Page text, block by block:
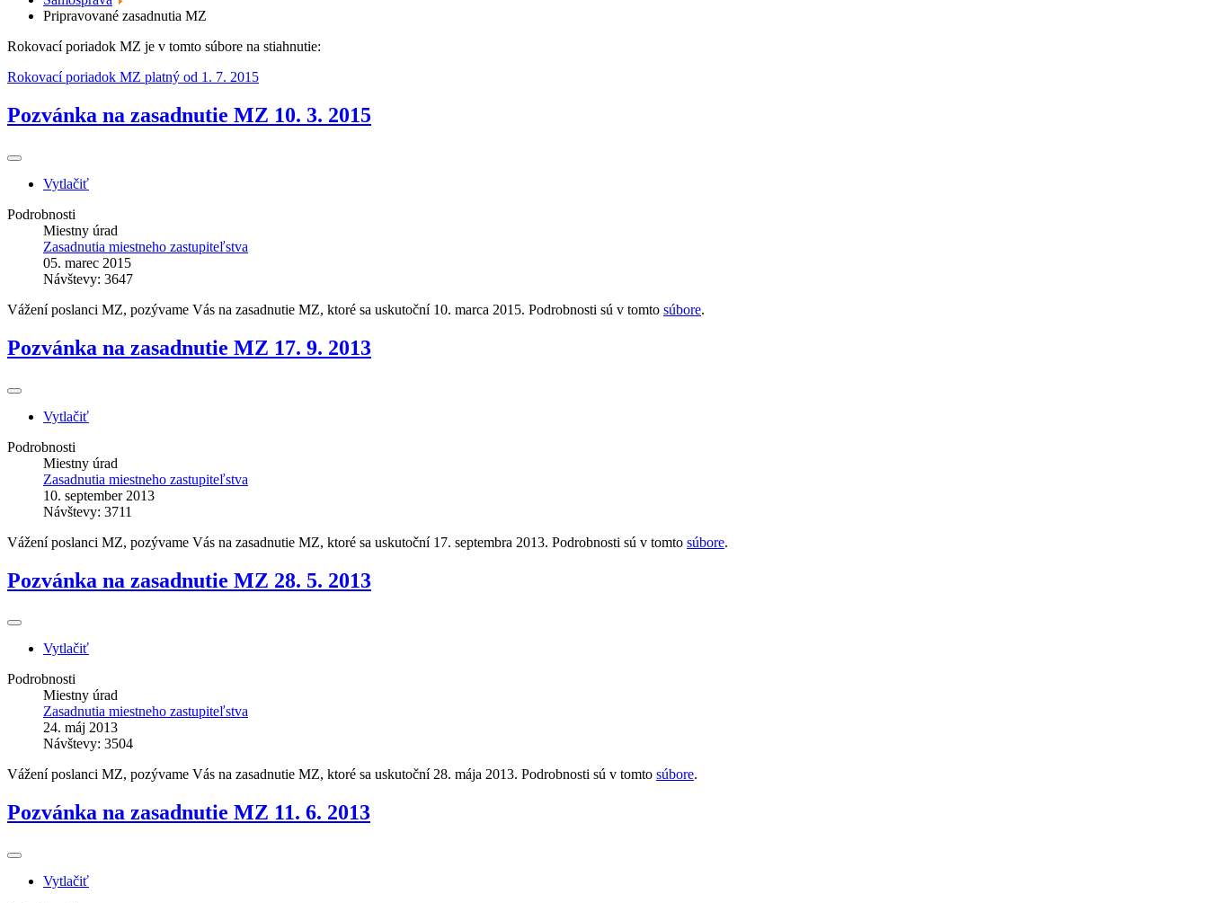
Pripravované zasadnutia MZ
Rokovací poriadok MZ je v tomto súbore na stiahnutie:
Rokovací poriadok MZ platný od 1. 7. 2015
Pozvánka na zasadnutie MZ 10. 3. 2015
Vytlačiť
Podrobnosti
Miestny úrad
Zasadnutia miestneho zastupiteľstva
05. marec 2015
Návštevy: 3647
Vážení poslanci MZ, pozývame Vás na zasadnutie MZ, ktoré sa uskutoční 10. marca 2015. Podrobnosti sú v tomto súbore.
Pozvánka na zasadnutie MZ 17. 9. 2013
Vytlačiť
Podrobnosti
Miestny úrad
Zasadnutia miestneho zastupiteľstva
10. september 2013
Návštevy: 3711
Vážení poslanci MZ, pozývame Vás na zasadnutie MZ, ktoré sa uskutoční 17. septembra 2013. Podrobnosti sú v tomto súbore.
Pozvánka na zasadnutie MZ 28. 5. 2013
Vytlačiť
Podrobnosti
Miestny úrad
Zasadnutia miestneho zastupiteľstva
24. máj 2013
Návštevy: 3504
Vážení poslanci MZ, pozývame Vás na zasadnutie MZ, ktoré sa uskutoční 28. mája 2013. Podrobnosti sú v tomto súbore.
Pozvánka na zasadnutie MZ 11. 6. 2013
Vytlačiť